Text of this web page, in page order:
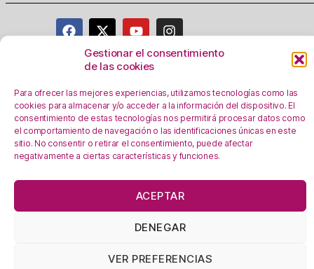
Gestionar el consentimiento
de las cookies
Para ofrecer las mejores experiencias, utilizamos tecnologías como las
cookies para almacenar y/o acceder a la información del dispositivo. El
consentimiento de estas tecnologías nos permitirá procesar datos como
el comportamiento de navegación o las identificaciones únicas en este
sitio. No consentir o retirar el consentimiento, puede afectar
negativamente a ciertas características y funciones.
ACEPTAR
DENEGAR
VER PREFERENCIAS
Política de privacidad
Registro Actividades como responsables del
tratamiento
Política de Cookies
OK!